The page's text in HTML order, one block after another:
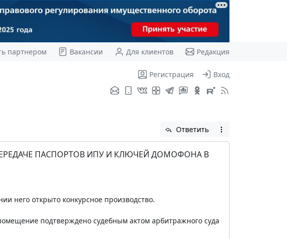
партнером Вакансии Для клиентов Редакция
Регистрация Вход
Ответить
ПАСПОРТОВ ИПУ И КЛЮЧЕЙ ДОМОФОНА В
него открыто конкурсное производство.
подтверждено судебным актом арбитражного суда